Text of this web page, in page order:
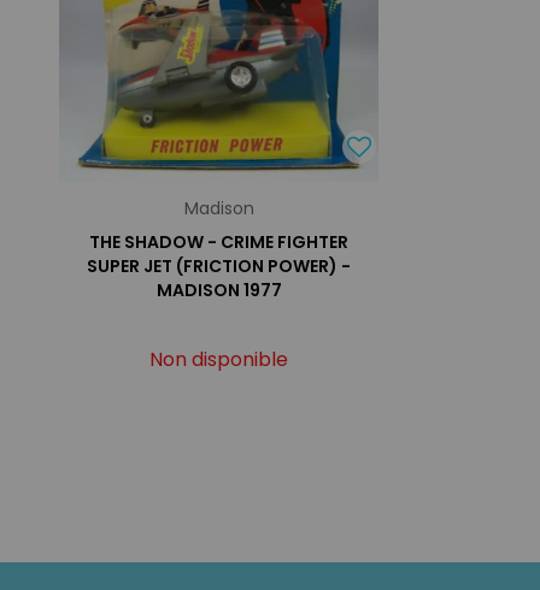
Madison
THE SHADOW - CRIME FIGHTER
SUPER JET (FRICTION POWER) -
MADISON 1977
Non disponible